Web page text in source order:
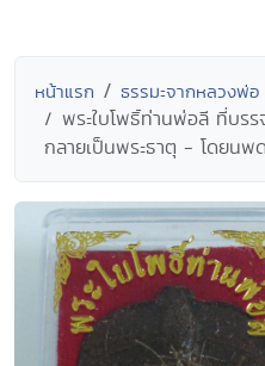
หน้าแรก ธรรมะจากหลวงพ่อ
พระใบโพธิ์ท่านพ่อลี ที่บร
กลายเป็นพระธาตุ - โดยน